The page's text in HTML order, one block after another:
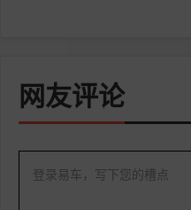
网友评论
登录易车，写下您的槽点